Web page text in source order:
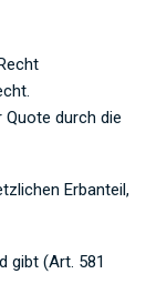
Quote durch die
Erbanteil,
gibt (Art. 581